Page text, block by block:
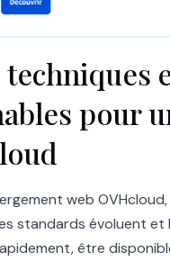
pour
web
standards évoluent
être